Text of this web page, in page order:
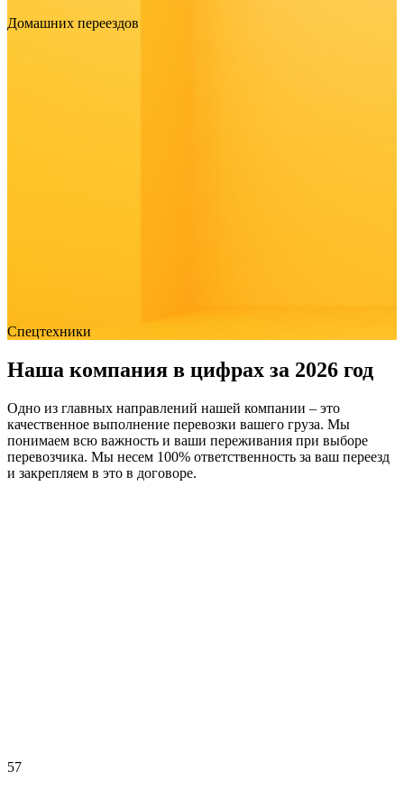
Домашних переездов
Спецтехники
Наша компания в цифрах за 2026 год
Одно из главных направлений нашей компании – это
качественное выполнение перевозки вашего груза. Мы
понимаем всю важность и ваши переживания при выборе
перевозчика. Мы несем 100% ответственность за ваш переезд
и закрепляем в это в договоре.
57